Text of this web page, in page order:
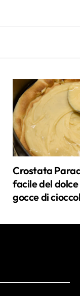
Crostata
facile del
gocce di